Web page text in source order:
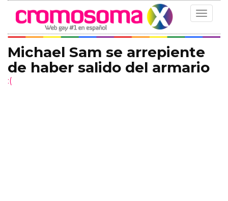
Toggle
Michael Sam se arrepiente
de haber salido del armario
:(